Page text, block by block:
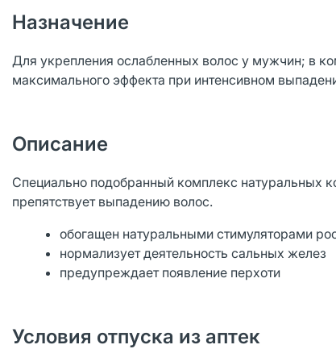
Назначение
Для укрепления ослабленных волос у мужчин; в
максимального эффекта при интенсивном
Описание
Специально подобранный комплекс натуральных
препятствует выпадению волос.
обогащен натуральными стимуляторами
нормализует деятельность сальных желез
предупреждает появление перхоти
Условия отпуска из аптек